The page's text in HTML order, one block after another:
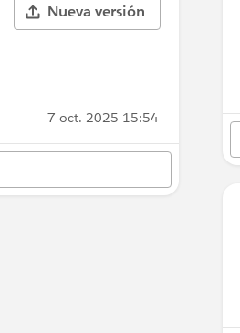
Nueva versión
7 oct. 2025 15:54